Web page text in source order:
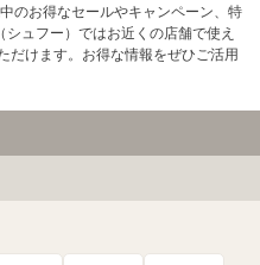
のお得なセールやキャンペーン、特
ュフー）ではお近くの店舗で使え
だけます。お得な情報をぜひご活用